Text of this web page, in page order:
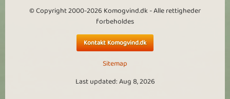
© Copyright 2000-2026 Komogvind.dk - Alle rettigheder
forbeholdes
Kontakt Komogvind.dk
Sitemap
Last updated: Aug 8, 2026